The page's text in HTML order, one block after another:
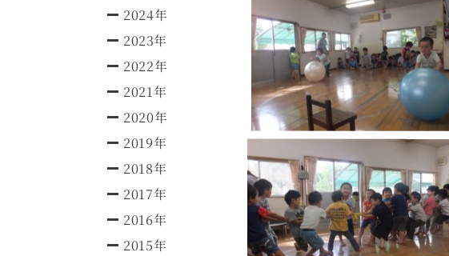
2024年
2023年
2022年
2021年
2020年
2019年
2018年
2017年
2016年
2015年